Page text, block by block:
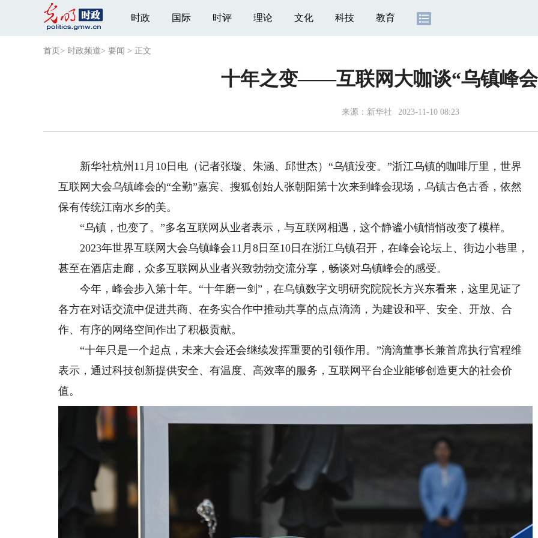
时政 国际 时评 理论 文化 科技 教育
首页 > 时政频道> 要闻 > 正文
十年之变——互联网大咖谈“乌镇峰
来源： 新华社 2023-11-10 08:23
新华社杭州11月10日电（记者张璇、朱涵、邱世杰）“乌镇没变。”浙江乌镇的咖啡厅里，世界
互联网大会乌镇峰会的“全勤”嘉宾、搜狐创始人张朝阳第十次来到峰会现场，乌镇古色古香，依然
保有传统江南水乡的美。
“乌镇，也变了。”多名互联网从业者表示，与互联网相遇，这个静谧小镇悄悄改变了模样。
2023年世界互联网大会乌镇峰会11月8日至10日在浙江乌镇召开，在峰会论坛上、街边小巷里，
甚至在酒店走廊，众多互联网从业者兴致勃勃交流分享，畅谈对乌镇峰会的感受。
今年，峰会步入第十年。“十年磨一剑”，在乌镇数字文明研究院院长方兴东看来，这里见证了
各方在对话交流中促进共商、在务实合作中推动共享的点点滴滴，为建设和平、安全、开放、合
作、有序的网络空间作出了积极贡献。
“十年只是一个起点，未来大会还会继续发挥重要的引领作用。”滴滴董事长兼首席执行官程维
表示，通过科技创新提供安全、有温度、高效率的服务，互联网平台企业能够创造更大的社会价
值。